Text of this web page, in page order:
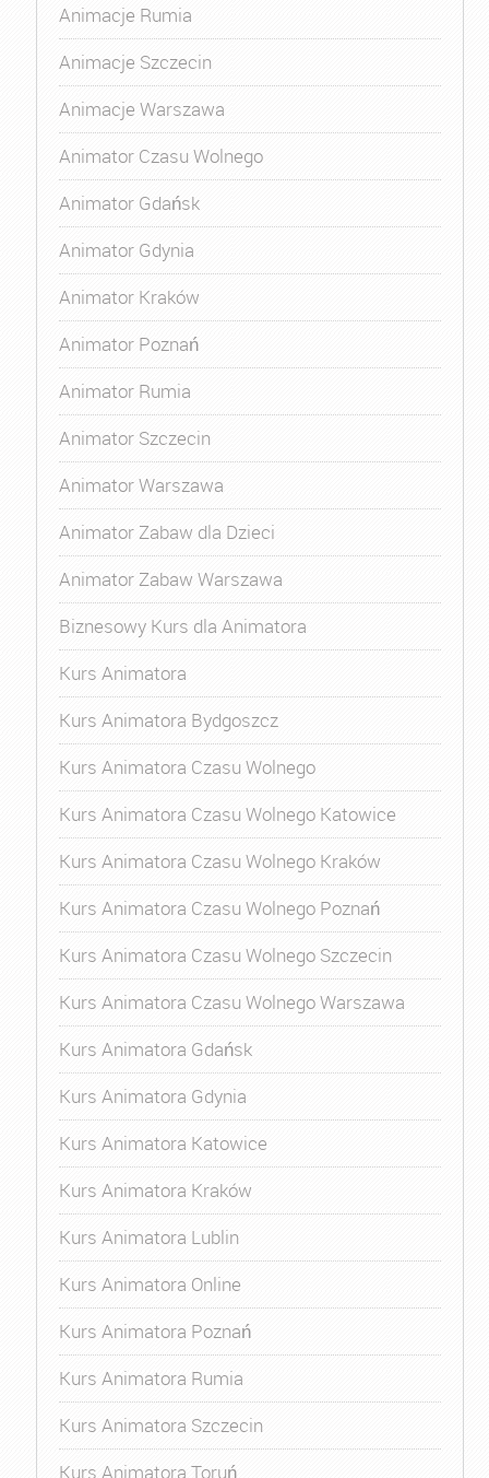
Animacje Rumia
Animacje Szczecin
Animacje Warszawa
Animator Czasu Wolnego
Animator Gdańsk
Animator Gdynia
Animator Kraków
Animator Poznań
Animator Rumia
Animator Szczecin
Animator Warszawa
Animator Zabaw dla Dzieci
Animator Zabaw Warszawa
Biznesowy Kurs dla Animatora
Kurs Animatora
Kurs Animatora Bydgoszcz
Kurs Animatora Czasu Wolnego
Kurs Animatora Czasu Wolnego Katowice
Kurs Animatora Czasu Wolnego Kraków
Kurs Animatora Czasu Wolnego Poznań
Kurs Animatora Czasu Wolnego Szczecin
Kurs Animatora Czasu Wolnego Warszawa
Kurs Animatora Gdańsk
Kurs Animatora Gdynia
Kurs Animatora Katowice
Kurs Animatora Kraków
Kurs Animatora Lublin
Kurs Animatora Online
Kurs Animatora Poznań
Kurs Animatora Rumia
Kurs Animatora Szczecin
Kurs Animatora Toruń